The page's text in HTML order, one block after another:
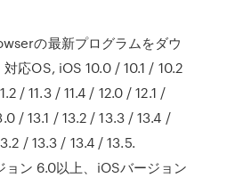
の最新プログラムをダウ
応OS, iOS 10.0 / 10.1 / 10.2
/ 11.3 / 11.4 / 12.0 / 12.1 /
/ 13.1 / 13.2 / 13.3 / 13.4 /
/ 13.3 / 13.4 / 13.5.
ン 6.0以上、iOSバージョン